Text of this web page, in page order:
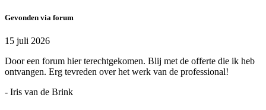
Gevonden via forum
15 juli 2026
Door een forum hier terechtgekomen. Blij met de offerte die ik heb
ontvangen. Erg tevreden over het werk van de professional!
- Iris van de Brink